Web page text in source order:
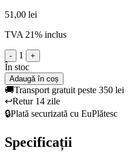
51,00 lei
TVA 21% inclus
- 1 +
În stoc
Adaugă în coș
🚚Transport gratuit peste 350 lei
↩️Retur 14 zile
🔒Plată securizată cu EuPlătesc
Specificații